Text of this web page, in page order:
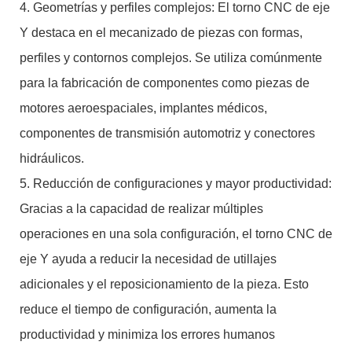
4. Geometrías y perfiles complejos: El torno CNC de eje
Y destaca en el mecanizado de piezas con formas,
perfiles y contornos complejos. Se utiliza comúnmente
para la fabricación de componentes como piezas de
motores aeroespaciales, implantes médicos,
componentes de transmisión automotriz y conectores
hidráulicos.
5. Reducción de configuraciones y mayor productividad:
Gracias a la capacidad de realizar múltiples
operaciones en una sola configuración, el torno CNC de
eje Y ayuda a reducir la necesidad de utillajes
adicionales y el reposicionamiento de la pieza. Esto
reduce el tiempo de configuración, aumenta la
productividad y minimiza los errores humanos